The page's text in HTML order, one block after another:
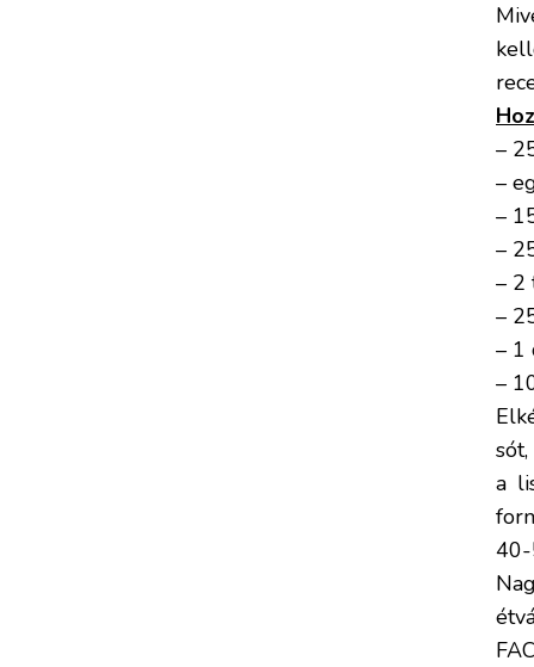
–
–
–
–
– 2
–
– 1
–
a
40-